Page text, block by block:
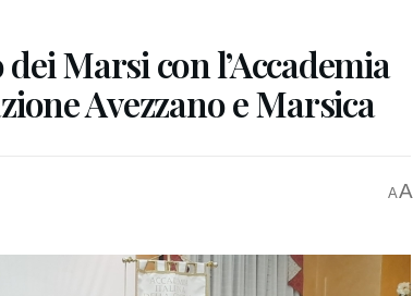
Marsi con l’Accademia
Avezzano e Marsica
AA